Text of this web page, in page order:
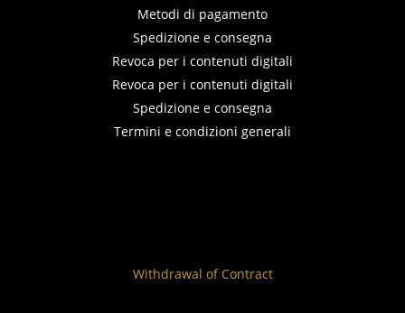
Metodi di pagamento
Spedizione e consegna
Revoca per i contenuti digitali
Revoca per i contenuti digitali
Spedizione e consegna
Termini e condizioni generali
Withdrawal of Contract